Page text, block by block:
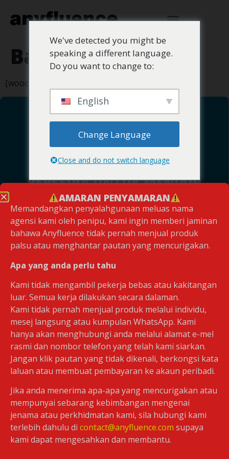
Bayar
[woocommerce_checkout]
BERSEDIA UNTUK MENJADI
SEBAHAGIAN DARI KAMI?
KETAHUI LEBIH LANJUT
Hab Pemasaran Kreatif & Komuniti
Kerjasama Pengaruh
Tinjauan Pelanggan
Buzzer Kandungan
Penjana Kempen
Pengurusan Komuniti
We've detected you might be
speaking a different language.
Do you want to change to:
English
Change Language
Close and do not switch language
AMARAN PENYAMARAN
Memandangkan penyalahgunaan meluas nama
agensi kami oleh penipu, kami ingin memberi jaminan
bahawa Anyfluence tidak pernah menjual produk
palsu atau menghantar pautan yang mencurigakan.
Apa yang anda perlu tahu
Kami tidak mengambil pekerja bebas atau kakitangan
luar. Semua kerja dilakukan secara dalaman.
Kami tidak pernah menjual produk melalui individu,
mesej langsung atau kumpulan WhatsApp. Kami
hanya akan menghubungi anda melalui alamat e-mel
rasmi dan nombor telefon yang telah kami siarkan.
Jangan klik pautan yang tidak dikenali, berkongsi kata
laluan atau membuat pembayaran ke akaun peribadi.
Jika anda menerima apa-apa yang mencurigakan atau
mempunyai sebarang kebimbangan mengenai
jenama atau perkhidmatan kami, sila hubungi kami
terlebih dahulu di contact@anyfluence.com supaya
kami dapat mengesahkan dan membantu.